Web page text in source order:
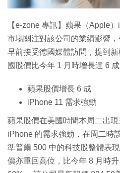
【e-zone 專訊】蘋果（Apple
市場關注對該公司的業績影響
早前接受德國媒體訪問，提到
國股價比今年 1 月時增長達 6 成
蘋果股價增長 6 成
iPhone 11 需求強勁
蘋果股價在美國時間本周二出
iPhone 的需求強勁，在周二時
準普爾 500 中的科技股整體表
價亦重回高位，比今年 8 月時